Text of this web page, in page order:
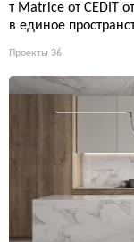
т Matrice от CEDIT
в единое
Проекты 36